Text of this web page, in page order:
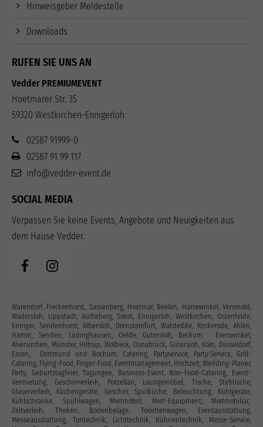
Hinweisgeber Meldestelle
Downloads
RUFEN SIE UNS AN
Vedder PREMIUMEVENT
Hoetmarer Str. 35
59320 Westkirchen-Ennigerloh
02587 91999-0
02587 91 99 117
info@vedder-event.de
SOCIAL MEDIA
Verpassen Sie keine Events, Angebote und Neuigkeiten aus
dem Hause Vedder.
Warendorf, Freckenhorst, Sassenberg, Hoetmar, Beelen, Harsewinkel, Versmold,
Wadersloh, Lippstadt, Ascheberg, Soest, Ennigerloh, Westkirchen, Ostenfelde,
Enniger, Sendenhorst, Albersloh, Drensteinfurt, Walstedde, Rinkerode, Ahlen,
Hamm, Senden, Lüdinghausen, Oelde, Gütersloh, Beckum, Everswinkel,
Alversirchen, Münster, Hiltrup, Wolbeck, Osnabrück, Gütersloh, Köln, Düsseldorf,
Essen, Dortmund und Bochum. Catering, Partyservice, Party-Service, Grill-
Catering, Flying-Food, Finger-Food, Eventmanagement, Hochzeit, Wedding-Planer,
Party, Geburtstagfeier, Tagungen, Business-Event, Non-Food-Catering, Event-
Vermietung, Geschirrverleih, Porzellan, Loungemöbel, Tische, Stehtische,
Gläserverleih, Küchengeräte, Geschirr, Spülküche, Beleuchtung, Kühlgeräte,
Kühlschränke, Spühlwagen, Mietmöbel, Miet-Equipment, Mietmobiliar,
Zeltverleih, Theken, Bodenbeläge, Toilettenwagen, Eventausstattung‎,
Messeausstattung, Tontechnik, Lichttechnik, Bühnentechnik, Messe-Service,